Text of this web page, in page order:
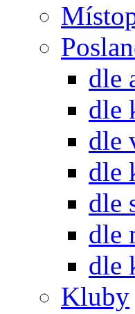
dle
dle
dle
dle
dle
dle
dle
Kluby